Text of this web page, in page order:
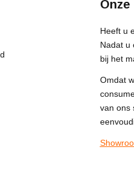
Heeft u
Nadat u
bij het
Omdat
van ons